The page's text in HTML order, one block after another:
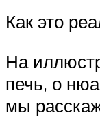
Как это
На
печь, о
мы